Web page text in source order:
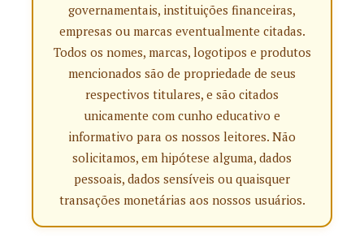
governamentais, instituições financeiras,
empresas ou marcas eventualmente citadas.
Todos os nomes, marcas, logotipos e produtos
mencionados são de propriedade de seus
respectivos titulares, e são citados
unicamente com cunho educativo e
informativo para os nossos leitores. Não
solicitamos, em hipótese alguma, dados
pessoais, dados sensíveis ou quaisquer
transações monetárias aos nossos usuários.